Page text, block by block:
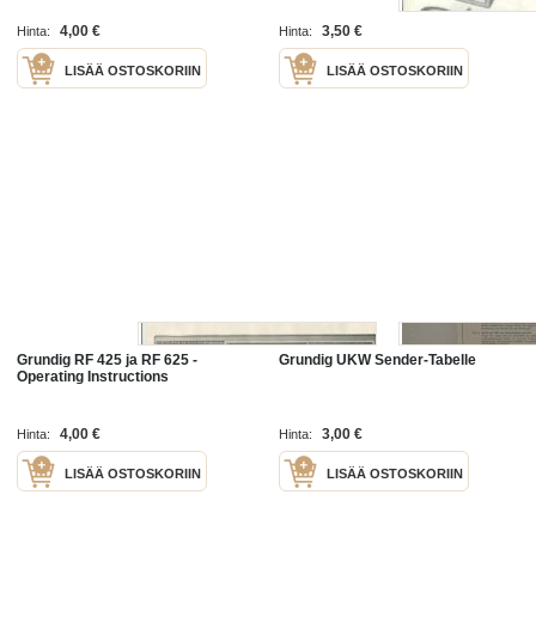
Hinta: 4,00 €
LISÄÄ OSTOSKORIIN
Hinta: 3,50 €
LISÄÄ OSTOSKORIIN
Grundig RF 425 ja RF 625 -
Operating Instructions
Hinta: 4,00 €
LISÄÄ OSTOSKORIIN
Grundig UKW Sender-Tabelle
Hinta: 3,00 €
LISÄÄ OSTOSKORIIN